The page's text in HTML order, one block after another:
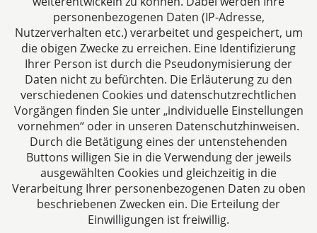
Über uns
Ihre Ansprechpartner für Fragen rund um
Gesellschaftsrecht, Steuergestaltung und
Vertragsrecht.
Impressum
Datenschutzerklärung
personenbezogenen Daten (IP-Adresse,
Nutzerverhalten etc.) verarbeitet und gespeichert, um
die obigen Zwecke zu erreichen. Eine Identifizierung
Ihrer Person ist durch die Pseudonymisierung der
Daten nicht zu befürchten. Die Erläuterung zu den
verschiedenen Cookies und datenschutzrechtlichen
Vorgängen finden Sie unter „individuelle Einstellungen
vornehmen“ oder in unseren Datenschutzhinweisen.
Durch die Betätigung eines der untenstehenden
Buttons willigen Sie in die Verwendung der jeweils
ausgewählten Cookies und gleichzeitig in die
Verarbeitung Ihrer personenbezogenen Daten zu oben
beschriebenen Zwecken ein. Die Erteilung der
Einwilligungen ist freiwillig.